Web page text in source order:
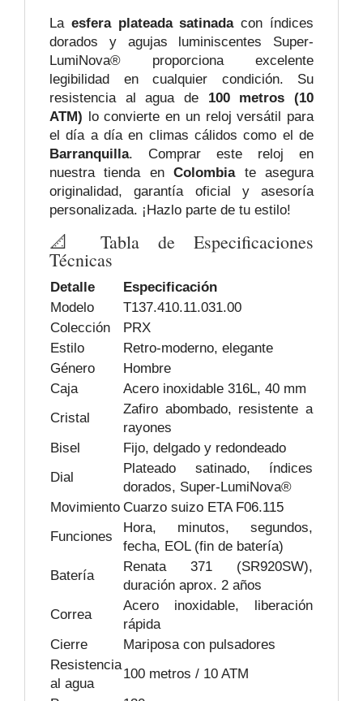
La esfera plateada satinadacon índices
dorados y agujas luminiscentes Super-
LumiNova® proporciona excelente
legibilidad en cualquier condición. Su
resistencia al agua de 100 metros (10
ATM) lo convierte en un reloj versátil para
el día a día en climas cálidos como el de
Barranquilla. Comprar este reloj en
nuestra tienda enColombiate asegura
originalidad, garantía oficial y asesoría
personalizada. ¡Hazlo parte de tu estilo!
📐 Tabla de Especificaciones
Técnicas
Detalle
Especificación
Modelo
T137.410.11.031.00
Colección
PRX
Estilo
Retro-moderno, elegante
Género
Hombre
Caja
Acero inoxidable 316L, 40 mm
Cristal
Zafiro abombado, resistente a
rayones
Bisel
Fijo, delgado y redondeado
Dial
Plateado satinado, índices
dorados, Super-LumiNova®
Movimiento Cuarzo suizo ETA F06.115
Funciones
Hora, minutos, segundos,
fecha, EOL (fin de batería)
Batería
Renata 371 (SR920SW),
duración aprox. 2 años
Correa
Acero inoxidable, liberación
rápida
Cierre
Mariposa con pulsadores
Resistencia
al agua
100 metros / 10 ATM